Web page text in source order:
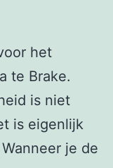
het
te Brake.
is niet
is eigenlijk
je de